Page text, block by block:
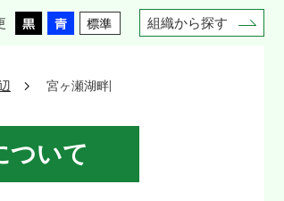
組織から探す
宮ヶ瀬湖畔園地周辺の村営駐車場の利用
ついて